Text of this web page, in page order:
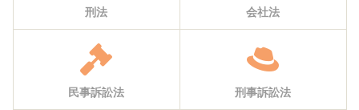
刑法 会社法
民事訴訟法 刑事訴訟法